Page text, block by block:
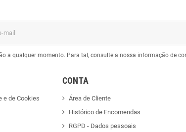
a qualquer momento. Para tal, consulte a nossa informação de
e de Cookies
CONTA
Área de Cliente
Histórico de Encomendas
RGPD - Dados pessoais